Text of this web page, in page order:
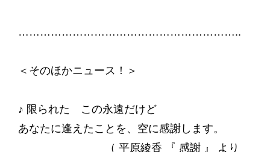
……………………………………………………..
＜そのほかニュース！＞
♪ 限られた この永遠だけど
あなたに逢えたことを、空に感謝します。
（ 平原綾香 『 感謝 』 より